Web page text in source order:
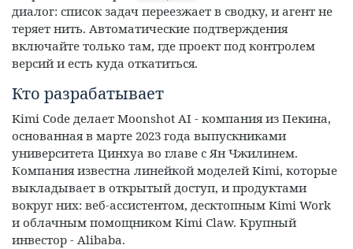
диалог: список задач переезжает в сводку, и агент не
теряет нить. Автоматические подтверждения
включайте только там, где проект под контролем
версий и есть куда откатиться.
Кто разрабатывает
Kimi Code делает Moonshot AI - компания из Пекина,
основанная в марте 2023 года выпускниками
университета Цинхуа во главе с Ян Чжилинем.
Компания известна линейкой моделей Kimi, которые
выкладывает в открытый доступ, и продуктами
вокруг них: веб-ассистентом, десктопным Kimi Work
и облачным помощником Kimi Claw. Крупный
инвестор - Alibaba.